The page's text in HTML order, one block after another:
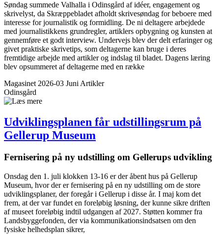
Søndag summede Valhalla i Odinsgård af idéer, engagement og
skrivelyst, da Skræppebladet afholdt skrivesøndag for beboere med
interesse for journalistik og formidling. De ni deltagere arbejdede
med journalistikkens grundregler, artiklers opbygning og kunsten at
gennemføre et godt interview. Undervejs blev der delt erfaringer og
givet praktiske skrivetips, som deltagerne kan bruge i deres
fremtidige arbejde med artikler og indslag til bladet. Dagens læring
blev opsummeret af deltagerne med en række
Magasinet 2026-03 Juni Artikler
Odinsgård
Udviklings­planen får udstillingsrum på
Gellerup Museum
Fernisering på ny udstilling om Gellerups udvikling
Onsdag den 1. juli klokken 13-16 er der åbent hus på Gellerup
Museum, hvor der er fernisering på en ny udstilling om de store
udviklingsplaner, der foregår i Gellerup i disse år. I maj kom det
frem, at der var fundet en foreløbig løsning, der kunne sikre driften
af museet foreløbig indtil udgangen af 2027. Støtten kommer fra
Landsbyggefonden, der via kommunikationsindsatsen om den
fysiske helhedsplan sikrer,